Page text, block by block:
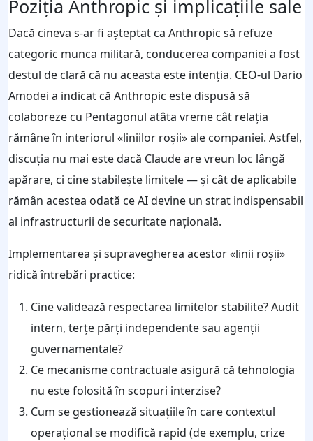
Poziția Anthropic și implicațiile sale
Dacă cineva s‑ar fi așteptat ca Anthropic să refuze
categoric munca militară, conducerea companiei a fost
destul de clară că nu aceasta este intenția. CEO‑ul Dario
Amodei a indicat că Anthropic este dispusă să
colaboreze cu Pentagonul atâta vreme cât relația
rămâne în interiorul «liniilor roșii» ale companiei. Astfel,
discuția nu mai este dacă Claude are vreun loc lângă
apărare, ci cine stabilește limitele — și cât de aplicabile
rămân acestea odată ce AI devine un strat indispensabil
al infrastructurii de securitate națională.
Implementarea și supravegherea acestor «linii roșii»
ridică întrebări practice:
Cine validează respectarea limitelor stabilite? Audit
intern, terțe părți independente sau agenții
guvernamentale?
Ce mecanisme contractuale asigură că tehnologia
nu este folosită în scopuri interzise?
Cum se gestionează situațiile în care contextul
operațional se modifică rapid (de exemplu, crize